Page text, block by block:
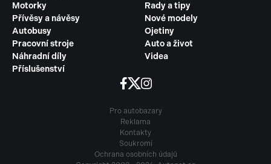
Motorky
Přívěsy a návěsy
Autobusy
Pracovní stroje
Náhradní díly
Příslušenství
Rady a tipy
Nové modely
Ojetiny
Auto a život
Videa
Pro autobazary
Reklama
Kontakty
Soukromí
Ochrana osobních údajů